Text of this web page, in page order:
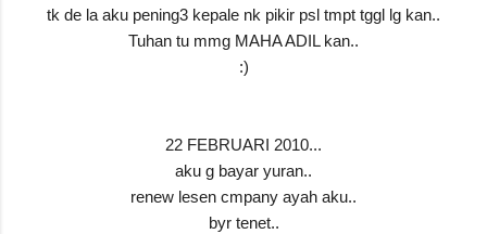
tk de la aku pening3 kepale nk pikir psl tmpt tggl lg kan..
Tuhan tu mmg MAHA ADIL kan..
:)
22 FEBRUARI 2010...
aku g bayar yuran..
renew lesen cmpany ayah aku..
byr tenet..